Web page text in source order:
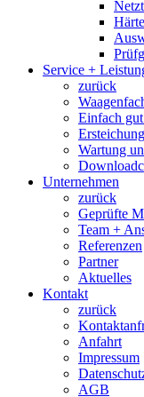
Service +
zurück
Einfach
Wartung
Unternehmen
zurück
Geprüfte
Team +
Referenzen
Partner
Aktuelles
Kontakt
zurück
Anfahrt
Impressum
AGB